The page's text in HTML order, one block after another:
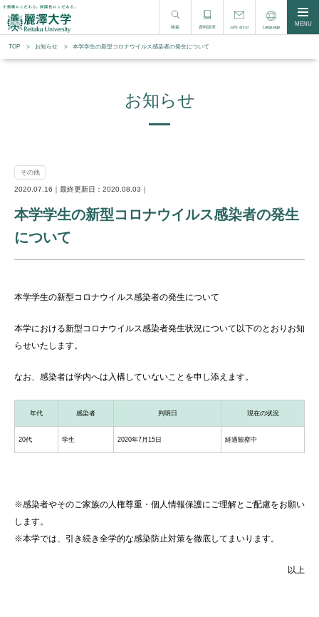
検索 資料請求 お問い合わせ Language MENU
TOP お知らせ 本学学生の新型コロナウイルス感染者の発生について
お知らせ
その他
2020.07.16｜最終更新日：2020.08.03｜
本学学生の新型コロナウイルス感染者の発生
について
本学学生の新型コロナウイルス感染者の発生について
本学における新型コロナウイルス感染者発生状況について以下のとおりお知
らせいたします。
なお、感染者は学内へは入構していないことを申し添えます。
年代 感染者 判明日 現在の状況
20代 学生 2020年7月15日 経過観察中
※感染者やそのご家族の人権尊重・個人情報保護にご理解とご配慮をお願い
します。
※本学では、引き続き全学的な感染防止対策を徹底してまいります。
以上